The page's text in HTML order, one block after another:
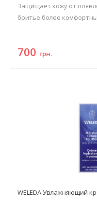
Защищает кожу от
бритье более
700 грн.
WELEDA Увлажняющий